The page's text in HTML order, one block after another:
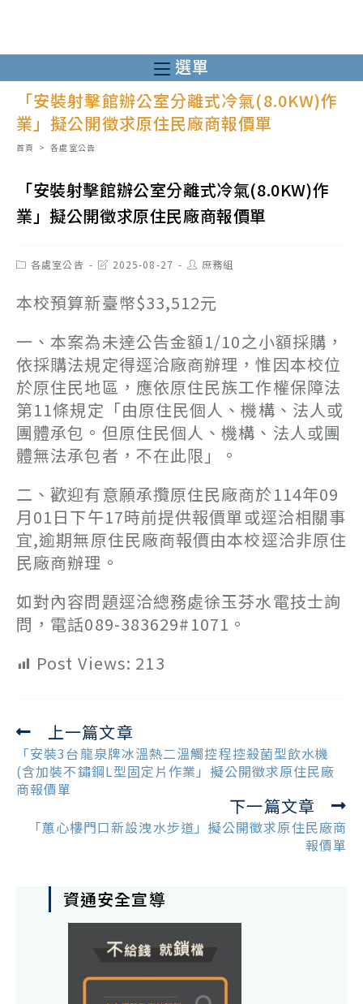
至
主
選單
「安裝射擊館辦公室分離式冷氣(8.0KW)作
業」擬公開徵求原住民廠商報價單
首頁 > 各處室公告
「安裝射擊館辦公室分離式冷氣(8.0KW)作
業」擬公開徵求原住民廠商報價單
Post各處室公告
Post2025-08-27
Post庶務組
本校預算新臺幣$33,512元
一、本案為未達公告金額1/10之小額採購，
依採購法規定得逕洽廠商辦理，惟因本校位
於原住民地區，應依原住民族工作權保障法
第11條規定「由原住民個人、機構、法人或
團體承包。但原住民個人、機構、法人或團
體無法承包者，不在此限」。
二、歡迎有意願承攬原住民廠商於114年09
月01日下午17時前提供報價單或逕洽相關事
宜,逾期無原住民廠商報價由本校逕洽非原住
民廠商辦理。
如對內容問題逕洽總務處徐玉芬水電技士詢
問，電話089-383629#1071。
Post Views: 213
Read
more
articles
上一篇文章
「安裝3台龍泉牌冰溫熱二溫觸控程控殺菌型飲水機
(含加裝不鏽鋼L型固定片作業」擬公開徵求原住民廠
商報價單
下一篇文章
「蕙心樓門口新設洩水步道」擬公開徵求原住民廠商
報價單
資通安全宣導